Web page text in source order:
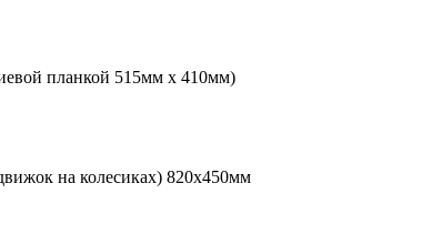
планкой 515мм х 410мм)
на колесиках) 820х450мм